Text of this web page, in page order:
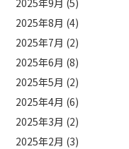
2025年9月 (5)
2025年8月 (4)
2025年7月 (2)
2025年6月 (8)
2025年5月 (2)
2025年4月 (6)
2025年3月 (2)
2025年2月 (3)